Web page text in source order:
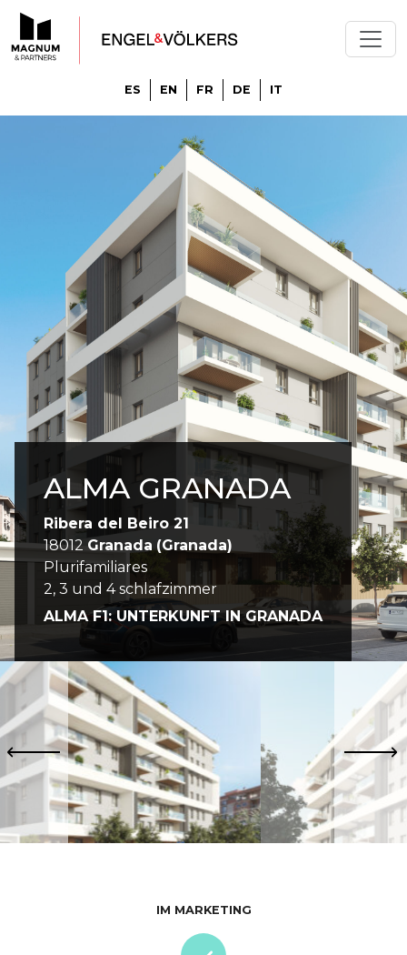
ES EN FR DE IT
ALMA GRANADA
Ribera del Beiro 21
18012 Granada (Granada)
Plurifamiliares
2, 3 und 4 schlafzimmer
ALMA F1: UNTERKUNFT IN GRANADA
IM MARKETING